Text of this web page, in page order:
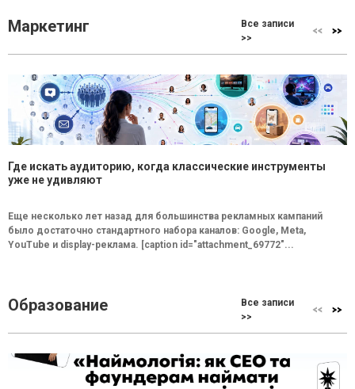
Маркетинг
Все записи
>>
Где искать аудиторию, когда классические инструменты
уже не удивляют
Еще несколько лет назад для большинства рекламных кампаний
было достаточно стандартного набора каналов: Google, Meta,
YouTube и display-реклама. [caption id="attachment_69772"...
Образование
Все записи
>>